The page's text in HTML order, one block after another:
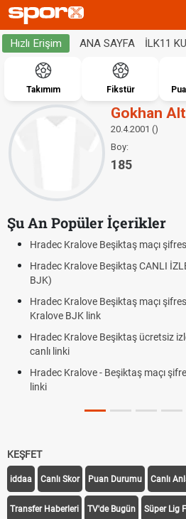
Hızlı Erişim ANA SAYFA İLK11
Takımım Fikstür
Gokhan
20.4.2001 ()
Boy:
185
Şu An Popüler İçerikler
Hradec Kralove Beşiktaş maçı
Hradec Kralove Beşiktaş CANLI
BJK)
Hradec Kralove Beşiktaş maçı
Kralove BJK link
Hradec Kralove Beşiktaş ücretsiz
canlı linki
Hradec Kralove - Beşiktaş maçı
linki
KEŞFET
iddaa Canlı Skor Puan Durumu Canlı
Transfer Haberleri TV'de Bugün Süper Lig